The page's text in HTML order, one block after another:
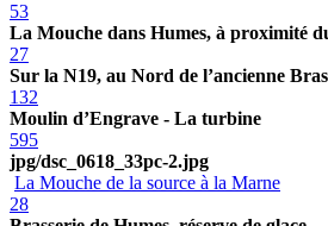
53
La Mouche dans Humes, à proximité
27
Sur la N19, au Nord de l’ancienne
132
Moulin d’Engrave - La turbine
595
jpg/dsc_0618_33pc-2.jpg
La Mouche de la source à la Marne
28